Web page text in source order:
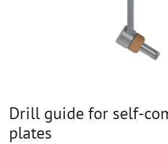
Drill guide for self-
plates